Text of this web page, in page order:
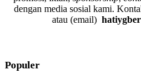
dengan media sosial kami.
atau (email)
Populer